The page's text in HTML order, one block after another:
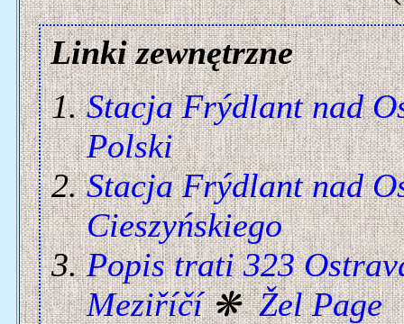
Linki zewnętrzne
Stacja Frýdlant nad
Polski
Stacja Frýdlant nad
Cieszyńskiego
Popis trati 323
Meziříčí❋Žel Page